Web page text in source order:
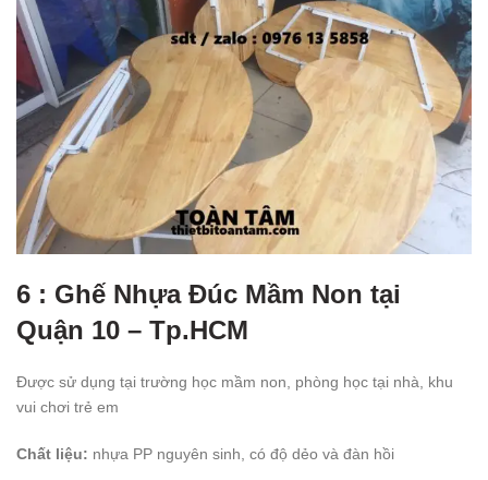
6 : Ghế Nhựa Đúc Mầm Non tại
Quận 10 – Tp.HCM
Được sử dụng tại trường học mầm non, phòng học tại nhà, khu
vui chơi trẻ em
Chất liệu: nhựa PP nguyên sinh, có độ dẻo và đàn hồi